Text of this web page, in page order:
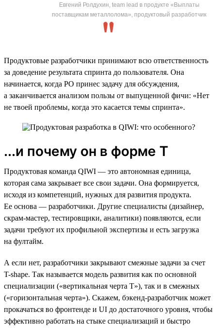
Евгений Ролдухин, team lead в продукте «Выплаты
поставщикам металлолома», продуктовый разработчик
Продуктовые разработчики принимают всю ответственность
за доведение результата спринта до пользователя. Она
начинается, когда PO принес задачу для обсуждения,
а заканчивается анализом пользы от выпущенной фичи: «Нет
не твоей проблемы, когда это касается темы спринта».
...и почему он в форме Т
Продуктовая команда QIWI — это автономная единица,
которая сама закрывает все свои задачи. Она формируется,
исходя из компетенций, нужных для развития продукта.
Ее основа — разработчики. Другие специалисты (дизайнер,
скрам-мастер, тестировщики, аналитики) появляются, если
задачи требуют их профильной экспертизы и есть загрузка
на фултайм.
А если нет, разработчики закрывают смежные задачи за счет
T-shape. Так называется модель развития как по основной
специализации («вертикальная черта Т»), так и в смежных
(«горизонтальная черта»). Скажем, бэкенд-разработчик может
прокачаться во фронтенде и UI до достаточного уровня, чтобы
эффективно работать на стыке специализаций и быстро